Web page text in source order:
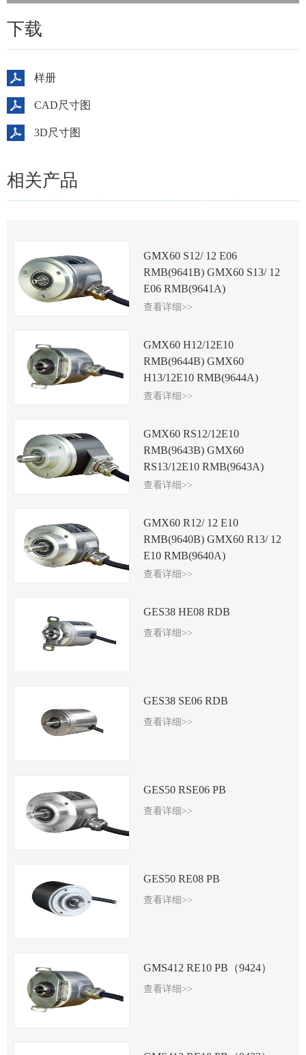
下载
样册
CAD尺寸图
3D尺寸图
相关产品
GMX60 S12/ 12 E06
RMB(9641B) GMX60 S13/ 12
E06 RMB(9641A)
查看详细>>
GMX60 H12/12E10
RMB(9644B) GMX60
H13/12E10 RMB(9644A)
查看详细>>
GMX60 RS12/12E10
RMB(9643B) GMX60
RS13/12E10 RMB(9643A)
查看详细>>
GMX60 R12/ 12 E10
RMB(9640B) GMX60 R13/ 12
E10 RMB(9640A)
查看详细>>
GES38 HE08 RDB
查看详细>>
GES38 SE06 RDB
查看详细>>
GES50 RSE06 PB
查看详细>>
GES50 RE08 PB
查看详细>>
GMS412 RE10 PB（9424）
查看详细>>